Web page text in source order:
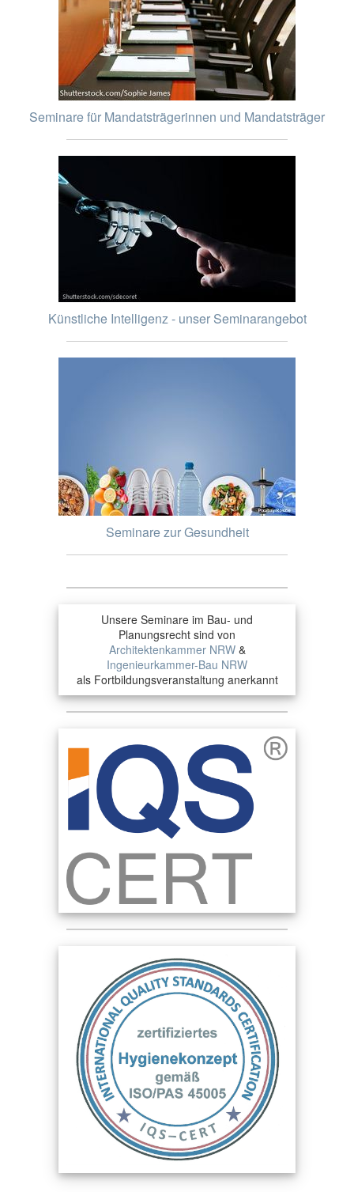
Seminare für Mandatsträgerinnen und Mandatsträger
Künstliche Intelligenz - unser Seminarangebot
Seminare zur Gesundheit
Unsere Seminare im Bau- und
Planungsrecht sind von
Architektenkammer NRW&
Ingenieurkammer-Bau NRW
als Fortbildungsveranstaltung anerkannt